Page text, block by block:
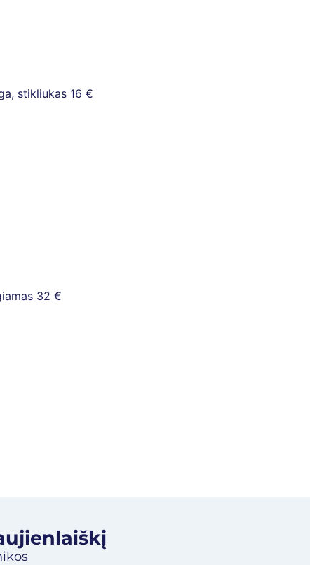
stikliukas 16 €
32 €